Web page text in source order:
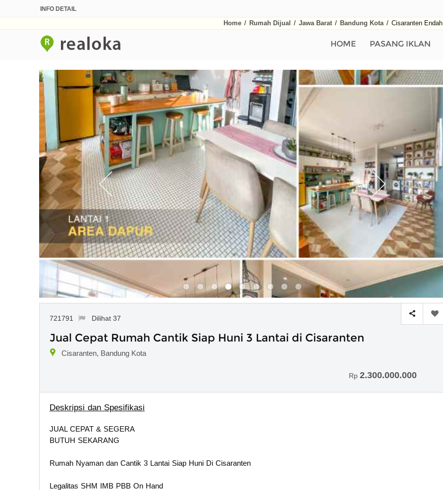
INFO DETAIL
Home / Rumah Dijual / Jawa Barat / Bandung Kota / Cisaranten Endah
HOME PASANG IKLAN
721791 Dilihat 37
Jual Cepat Rumah Cantik Siap Huni 3 Lantai di Cisaranten
Cisaranten, Bandung Kota
Rp 2.300.000.000
Deskripsi dan Spesifikasi
JUAL CEPAT & SEGERA
BUTUH SEKARANG
Rumah Nyaman dan Cantik 3 Lantai Siap Huni Di Cisaranten
Legalitas SHM IMB PBB On Hand